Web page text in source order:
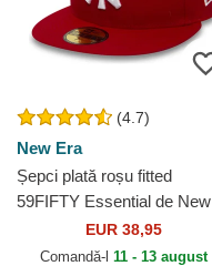
(4.7)
New Era
Șepci plată roșu fitted
59FIFTY Essential de New
York Yankees MLB de New
Era
EUR 38,95
Comandă-l 11 - 13 august